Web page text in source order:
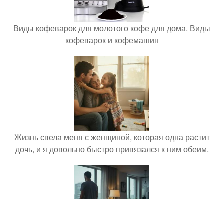
Виды кофеварок для молотого кофе для дома. Виды
кофеварок и кофемашин
Жизнь свела меня с женщиной, которая одна растит
дочь, и я довольно быстро привязался к ним обеим.